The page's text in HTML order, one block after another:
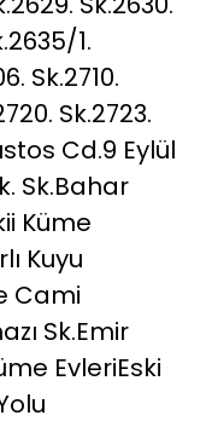
1.
Sk.2710.
Sk.2723.
Cd.9 Eylül
Sk.Bahar
Küme
Kuyu
Cami
Sk.Emir
EvleriEski